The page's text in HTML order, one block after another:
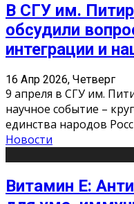
В СГУ им.
обсудили
интеграции и
16 Апр 2026, Четверг
9 апреля в СГУ им.
научное событие –
единства народов
Новости
Витамин Е: